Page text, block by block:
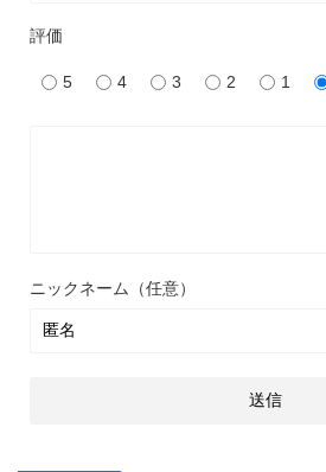
評価
5 4 3 2 1
ニックネーム（任意）